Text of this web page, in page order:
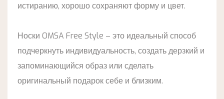
истиранию, хорошо сохраняют форму и цвет.
Носки OMSA Free Style – это идеальный способ
подчеркнуть индивидуальность, создать дерзкий и
запоминающийся образ или сделать
оригинальный подарок себе и близким.